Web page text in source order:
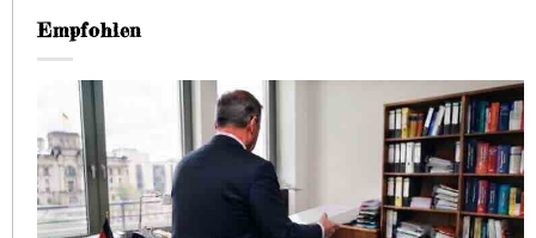
Empfohlen